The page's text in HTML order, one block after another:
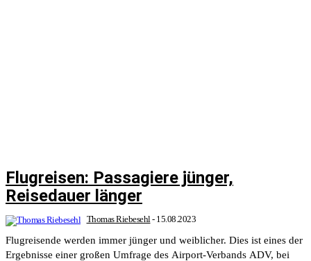
Flugreisen: Passagiere jünger,
Reisedauer länger
Thomas Riebesehl - 15.08.2023
Flugreisende werden immer jünger und weiblicher. Dies ist eines der
Ergebnisse einer großen Umfrage des Airport-Verbands ADV, bei